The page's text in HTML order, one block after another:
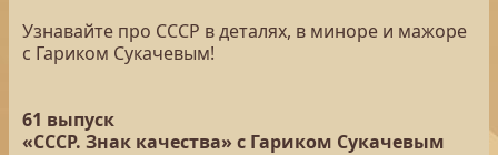
Узнавайте про СССР в деталях, в миноре и мажоре
с Гариком Сукачевым!
61 выпуск
«СССР. Знак качества» с Гариком Сукачевым